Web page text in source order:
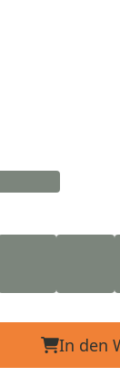
In den